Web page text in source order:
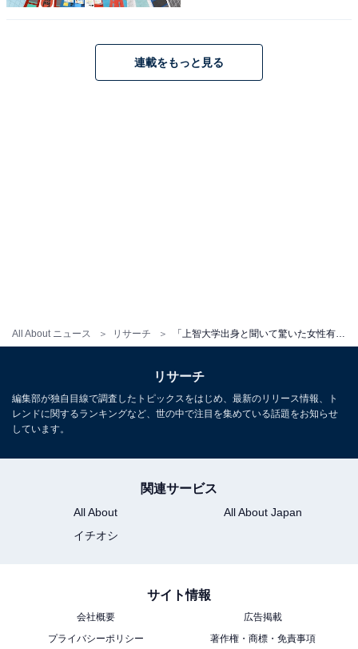
All About ニュース リサーチ
ります。エネルギッシュなアーティスト活動の裏にあ
に驚く人が最も多かったようです。
「ギャルマインドの発言やファッションが印象的な
た。クイズ番組や情報番組というよりは、バラエテ
ィなどで活躍してるイメージなので、上品で賢い上
智大学というのがイメージとのギャップを感じまし
連載をもっと見る
リサーチ
編集部が独自目線で調査したトピックスをはじめ、最新のリリース情報、ト
レンドに関するランキングなど、世の中で注目を集めている話題をお知らせ
しています。
関連サービス
All About
All About Japan
イチオシ
サイト情報
会社概要
広告掲載
プライバシーポリシー
著作権・商標・免責事項